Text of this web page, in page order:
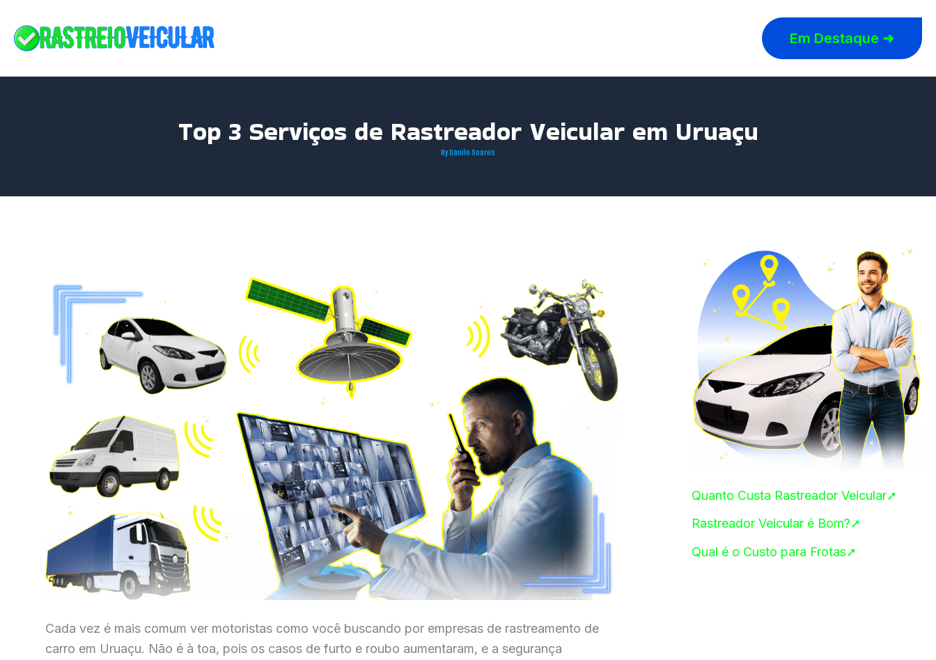
content
Em Destaque ➜
Top 3 Serviços de Rastreador Veicular em Uruaçu
ByDanilo Soares
Cada vez é mais comum ver motoristas como você buscando por empresas de rastreamento de
carro em Uruaçu. Não é à toa, pois os casos de furto e roubo aumentaram, e a segurança
Quanto Custa Rastreador Veicular➚
Rastreador Veicular é Bom?➚
Qual é o Custo para Frotas➚